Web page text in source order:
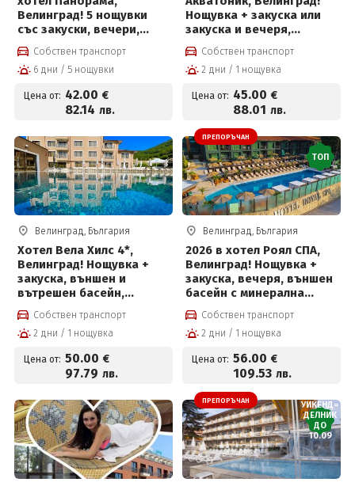
Велинград! 5 нощувки
със закуски, вечери,
лекарски преглед, 2
физиотерапевтични
процедури на ден,
басейн с минерална вода
и солна стая за 42 евро
на човек на ден
Собствен транспорт
6 дни / 5 нощувки
Цена от: 42.00 €
82.14 лв.
Нощувка + закуска или
закуска и вечеря,
вътрешен и външен
акватоничен басейн и
Уелнес пакет на цени от
45 евро на човек
Собствен транспорт
2 дни / 1 нощувка
Цена от: 45.00 €
88.01 лв.
Велинград, България
Хотел Вела Хилс 4*,
Велинград! Нощувка +
закуска, външен и
вътрешен басейн,
джакузи и СПА пакет на
цени от 50 евро на човек
Собствен транспорт
2 дни / 1 нощувка
Цена от: 50.00 €
97.79 лв.
ПРЕПОРЪЧАН
ТОП
Велинград, България
2026 в хотел Роял СПА,
Велинград! Нощувка +
закуска, вечеря, външен
басейн с минерална
вода, термален басейн и
СПА пакет
Собствен транспорт
2 дни / 1 нощувка
Цена от: 56.00 €
109.53 лв.
ПРЕПОРЪЧАН
УИКЕНД=
ДЕЛНИК
ДО
10.09